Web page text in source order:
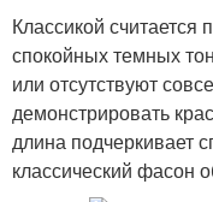
Классикой
спокойных темных
или отсутствуют
демонстрировать
длина подчеркивает
классический фасон